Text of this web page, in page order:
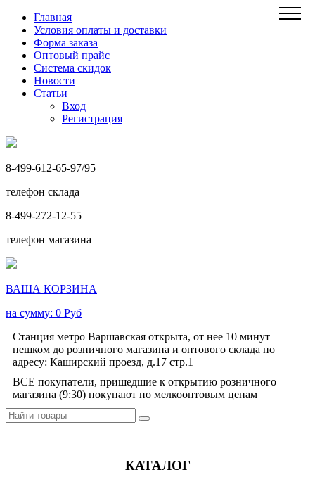
Главная
Условия оплаты и доставки
Форма заказа
Оптовый прайс
Система скидок
Новости
Статьи
Вход
Регистрация
8-499-612-65-97/95
телефон склада
8-499-272-12-55
телефон магазина
ВАША КОРЗИНА
на сумму: 0 Руб
Станция метро Варшавская открыта, от нее 10 минут
пешком до розничного магазина и оптового склада по
адресу: Каширский проезд, д.17 стр.1
ВСЕ покупатели, пришедшие к открытию розничного
магазина (9:30) покупают по мелкооптовым ценам
КАТАЛОГ